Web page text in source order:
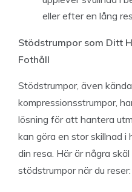
eller efter en lång
Stödstrumpor som Ditt
Fothåll
Stödstrumpor, även
kompressionsstrumpor,
lösning för att hantera
kan göra en stor skillnad i
din resa. Här är några
stödstrumpor när du reser: